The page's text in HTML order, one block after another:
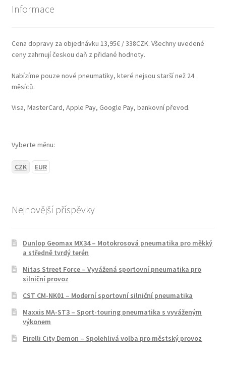
Informace
Cena dopravy za objednávku 13,95€ / 338CZK. Všechny uvedené
ceny zahrnují českou daň z přidané hodnoty.
Nabízíme pouze nové pneumatiky, které nejsou starší než 24
měsíců.
Visa, MasterCard, Apple Pay, Google Pay, bankovní převod.
Vyberte měnu:
CZK EUR
Nejnovější příspěvky
Dunlop Geomax MX34 – Motokrosová pneumatika pro měkký
a středně tvrdý terén
Mitas Street Force – Vyvážená sportovní pneumatika pro
silniční provoz
CST CM-NK01 – Moderní sportovní silniční pneumatika
Maxxis MA-ST3 – Sport-touring pneumatika s vyváženým
výkonem
Pirelli City Demon – Spolehlivá volba pro městský provoz